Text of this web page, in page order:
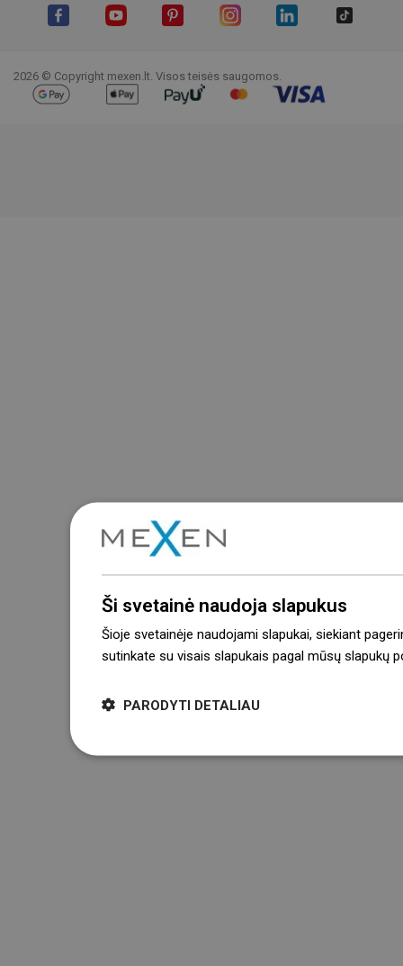
2026 © Copyright mexen.lt. Visos teisės saugomos.
Ši svetainė naudoja slapukus
Šioje svetainėje naudojami slapukai, siekiant
sutinkate su visais slapukais pagal mūsų slapukų
PARODYTI DETALIAU